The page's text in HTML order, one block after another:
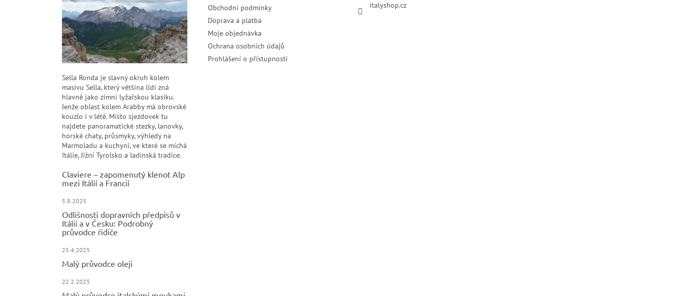
Sella Ronda je slavný okruh kolem
masivu Sella, který většina lidí zná
hlavně jako zimní lyžařskou klasiku.
Jenže oblast kolem Arabby má obrovské
kouzlo i v létě. Místo sjezdovek tu
najdete panoramatické stezky, lanovky,
horské chaty, průsmyky, výhledy na
Marmoladu a kuchyni, ve které se míchá
Itálie, Jižní Tyrolsko a ladinská tradice.
Claviere – zapomenutý klenot Alp
mezi Itálií a Francií
5.8.2025
Odlišnosti dopravních předpisů v
Itálii a v Česku: Podrobný
průvodce řidiče
25.4.2025
Malý průvodce oleji
22.2.2025
Obchodní podmínky
Doprava a platba
Moje objednávka
Ochrana osobních údajů
Prohlášení o přístupnosti
italyshop.cz